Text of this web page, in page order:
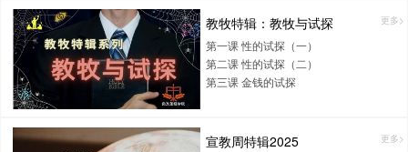
教牧特辑：教牧与试探 更多>
第一课 性的试探（一）
第二课 性的试探（二）
第三课 金钱的试探
宣教周特辑2025 更多>